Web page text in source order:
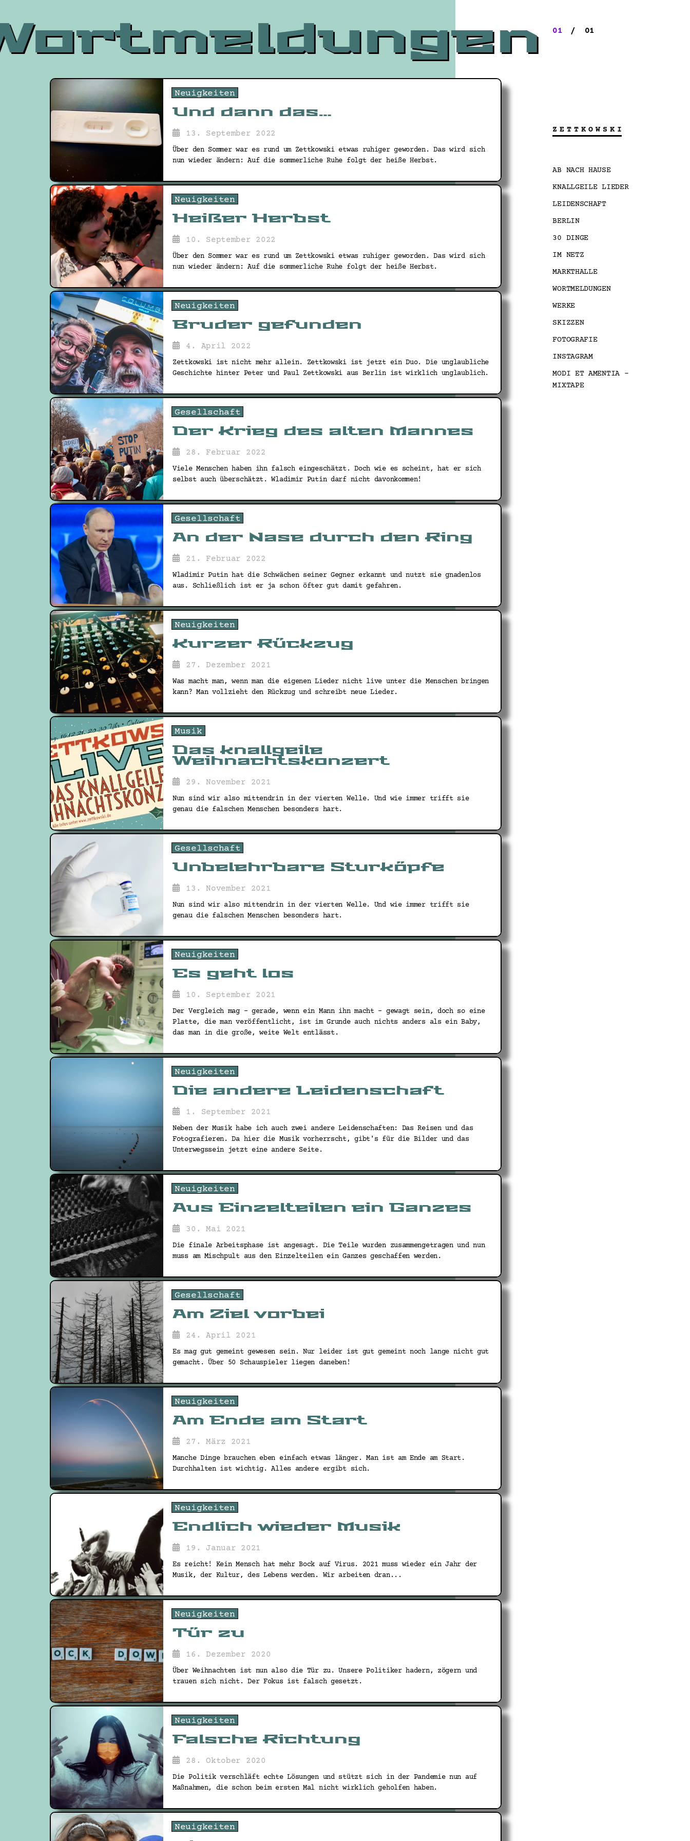
01 / 01
ZETTKOWSKI
AB NACH HAUSE
KNALLGEILE LIEDER
LEIDENSCHAFT
BERLIN
30 DINGE
IM NETZ
MARKTHALLE
WORTMELDUNGEN
WERKE
SKIZZEN
FOTOGRAFIE
INSTAGRAM
MODI ET AMENTIA –
MIXTAPE
Neuigkeiten
Und dann das…
13. September 2022
Über den Sommer war es rund um Zettkowski etwas ruhiger geworden. Das wird sich
nun wieder ändern: Auf die sommerliche Ruhe folgt der heiße Herbst.
Neuigkeiten
Heißer Herbst
10. September 2022
Über den Sommer war es rund um Zettkowski etwas ruhiger geworden. Das wird sich
nun wieder ändern: Auf die sommerliche Ruhe folgt der heiße Herbst.
Neuigkeiten
Bruder gefunden
4. April 2022
Zettkowski ist nicht mehr allein. Zettkowski ist jetzt ein Duo. Die unglaubliche
Geschichte hinter Peter und Paul Zettkowski aus Berlin ist wirklich unglaublich.
Gesellschaft
Der Krieg des alten Mannes
28. Februar 2022
Viele Menschen haben ihn falsch eingeschätzt. Doch wie es scheint, hat er sich
selbst auch überschätzt. Wladimir Putin darf nicht davonkommen!
Gesellschaft
An der Nase durch den Ring
21. Februar 2022
Wladimir Putin hat die Schwächen seiner Gegner erkannt und nutzt sie gnadenlos
aus. Schließlich ist er ja schon öfter gut damit gefahren.
Neuigkeiten
Kurzer Rückzug
27. Dezember 2021
Was macht man, wenn man die eigenen Lieder nicht live unter die Menschen bringen
kann? Man vollzieht den Rückzug und schreibt neue Lieder.
Musik
Das knallgeile
Weihnachtskonzert
29. November 2021
Nun sind wir also mittendrin in der vierten Welle. Und wie immer trifft sie
genau die falschen Menschen besonders hart.
Gesellschaft
Unbelehrbare Sturköpfe
13. November 2021
Nun sind wir also mittendrin in der vierten Welle. Und wie immer trifft sie
genau die falschen Menschen besonders hart.
Neuigkeiten
Es geht los
10. September 2021
Der Vergleich mag - gerade, wenn ein Mann ihn macht - gewagt sein, doch so eine
Platte, die man veröffentlicht, ist im Grunde auch nichts anders als ein Baby,
das man in die große, weite Welt entlässt.
Neuigkeiten
Die andere Leidenschaft
1. September 2021
Neben der Musik habe ich auch zwei andere Leidenschaften: Das Reisen und das
Fotografieren. Da hier die Musik vorherrscht, gibt's für die Bilder und das
Unterwegssein jetzt eine andere Seite.
Neuigkeiten
Aus Einzelteilen ein Ganzes
30. Mai 2021
Die finale Arbeitsphase ist angesagt. Die Teile wurden zusammengetragen und nun
muss am Mischpult aus den Einzelteilen ein Ganzes geschaffen werden.
Gesellschaft
Am Ziel vorbei
24. April 2021
Es mag gut gemeint gewesen sein. Nur leider ist gut gemeint noch lange nicht gut
gemacht. Über 50 Schauspieler liegen daneben!
Neuigkeiten
Am Ende am Start
27. März 2021
Manche Dinge brauchen eben einfach etwas länger. Man ist am Ende am Start.
Durchhalten ist wichtig. Alles andere ergibt sich.
Neuigkeiten
Endlich wieder Musik
19. Januar 2021
Es reicht! Kein Mensch hat mehr Bock auf Virus. 2021 muss wieder ein Jahr der
Musik, der Kultur, des Lebens werden. Wir arbeiten dran...
Neuigkeiten
Tür zu
16. Dezember 2020
Über Weihnachten ist nun also die Tür zu. Unsere Politiker hadern, zögern und
trauen sich nicht. Der Fokus ist falsch gesetzt.
Neuigkeiten
Falsche Richtung
28. Oktober 2020
Die Politik verschläft echte Lösungen und stützt sich in der Pandemie nun auf
Maßnahmen, die schon beim ersten Mal nicht wirklich geholfen haben.
Neuigkeiten